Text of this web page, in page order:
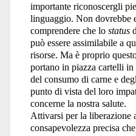
importante riconoscergli
linguaggio. Non dovrebbe
comprendere che lo status
può essere assimilabile a
risorse. Ma è proprio
portano in piazza cartelli
del consumo di carne e
punto di vista del loro
concerne la nostra salute.
Attivarsi per la liberazione
consapevolezza precisa